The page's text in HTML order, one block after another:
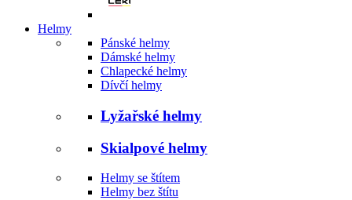
Helmy
Pánské helmy
Dámské helmy
Chlapecké helmy
Dívčí helmy
Lyžařské helmy
Skialpové helmy
Helmy se štítem
Helmy bez štítu